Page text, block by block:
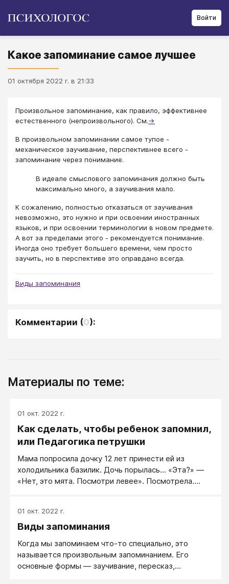
Войти
Какое запоминание самое лучшее
01 октября 2022 г. в 21:33
Произвольное запоминание, как правило, эффективнее
естественного (непроизвольного). См.→
В произвольном запоминании самое тупое -
механическое заучивание, перспективнее всего -
запоминание через понимание.
В идеале смыслового запоминания должно быть
максимально много, а заучивания мало.
К сожалению, полностью отказаться от заучивания
невозможно, это нужно и при освоении иностранных
языков, и при освоении терминологии в новом предмете.
А вот за пределами этого - рекомендуется понимание.
Иногда оно требует большего времени, чем просто
заучить, но в перспективе это оправдано всегда.
Виды запоминания
Комментарии (0):
Материалы по теме:
01 окт. 2022 г.
Как сделать, чтобы ребенок запомнил,
или Педагогика петрушки
Мама попросила дочку 12 лет принести ей из
холодильника базилик. Дочь порылась... «Эта?» —
«Нет, это мята. Посмотри левее». Посмотрела.
01 окт. 2022 г.
Виды запоминания
Когда мы запоминаем что-то специально, это
называется произвольным запоминанием. Его
основные формы — заучивание, пересказ,